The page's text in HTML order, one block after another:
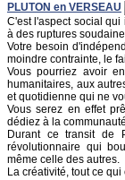
PLUTON en VERSEAU
C'est l'aspect social qui
à des ruptures
Votre besoin
moindre contrainte, le
Vous pourriez avoir
humanitaires, aux
et quotidienne qui ne
Vous serez en effet
dédiez à la
Durant ce transit de
révolutionnaire qui
même celle des autres.
La créativité, tout ce